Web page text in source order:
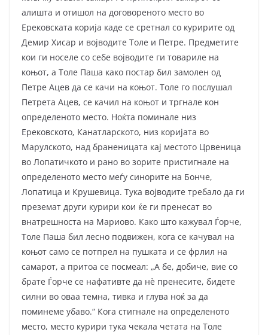
алишта и отишол на договореното место во
Ерековската корија каде се сретнал со куририте од
Демир Хисар и војводите Толе и Петре. Предметите
кои ги носеле со себе војводите ги товариле на
коњот, а Толе Паша како постар бил замолен од
Петре Ацев да се качи на коњот. Толе го послушал
Петрета Ацев, се качил на коњот и тргнале кон
определеното место. Ноќта поминале низ
Ерековското, Канатларското, низ коријата во
Марулското, над браненицата кај местото Црвеница
во Лопатичкото и рано во зорите пристигнале на
определеното место меѓу синорите на Бонче,
Лопатица и Крушевица. Тука војводите требало да ги
преземат други курири кои ќе ги пренесат во
внатрешноста на Мариово. Како што кажувал Ѓорче,
Толе Паша бил лесно подвижен, кога се качувал на
коњот само се потпрел на пушката и се фрлил на
самарот, а притоа се посмеал: „А бе, добиче, вие со
брате Ѓорче се нафативте да нè пренесите, бидете
силни во оваа темна, тивка и глува ноќ за да
поминеме убаво.“ Кога стигнале на определеното
место, место курири тука чекала четата на Толе